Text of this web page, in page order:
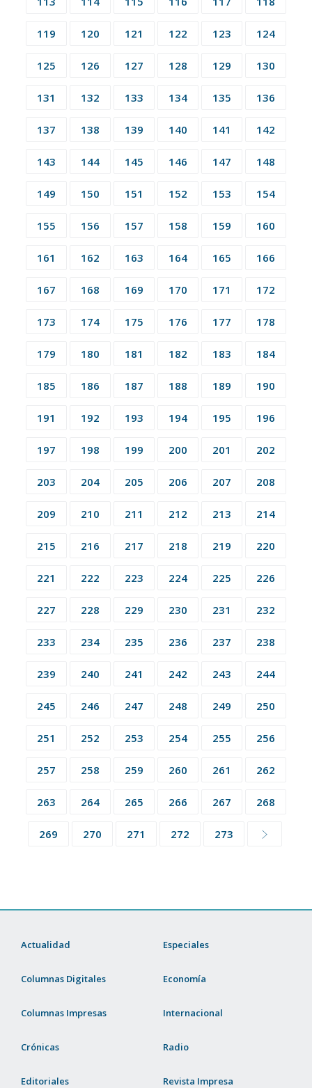
119 120 121 122 123 124
125 126 127 128 129 130
131 132 133 134 135 136
137 138 139 140 141 142
143 144 145 146 147 148
149 150 151 152 153 154
155 156 157 158 159 160
161 162 163 164 165 166
167 168 169 170 171 172
173 174 175 176 177 178
179 180 181 182 183 184
185 186 187 188 189 190
191 192 193 194 195 196
197 198 199 200 201 202
203 204 205 206 207 208
209 210 211 212 213 214
215 216 217 218 219 220
221 222 223 224 225 226
227 228 229 230 231 232
233 234 235 236 237 238
239 240 241 242 243 244
245 246 247 248 249 250
251 252 253 254 255 256
257 258 259 260 261 262
263 264 265 266 267 268
269 270 271 272 273
Actualidad
Columnas Digitales
Columnas Impresas
Crónicas
Editoriales
Especiales
Economía
Internacional
Radio
Revista Impresa